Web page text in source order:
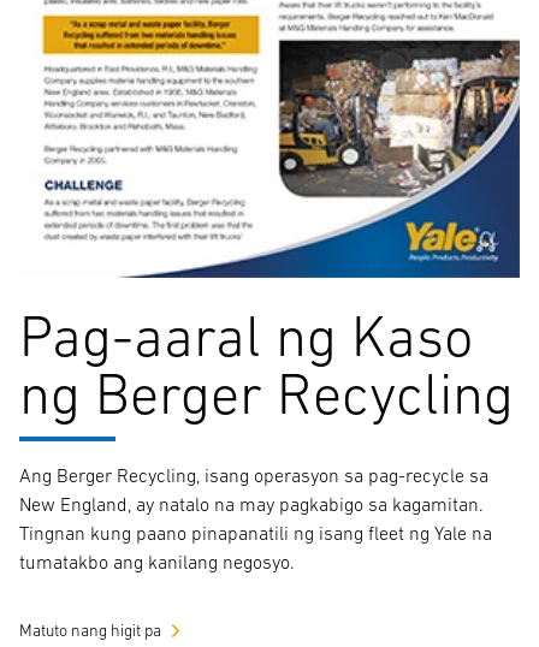
Pag-aaral ng Kaso
ng Berger Recycling
Ang Berger Recycling, isang operasyon sa pag-recycle sa
New England, ay natalo na may pagkabigo sa kagamitan.
Tingnan kung paano pinapanatili ng isang fleet ng Yale na
tumatakbo ang kanilang negosyo.
Matuto nang higit pa